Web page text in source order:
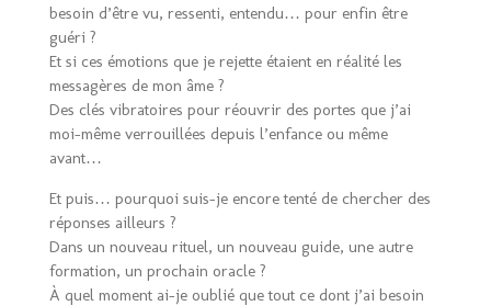
besoin d’être vu, ressenti, entendu… pour enfin être
guéri ?
Et si ces émotions que je rejette étaient en réalité les
messagères de mon âme ?
Des clés vibratoires pour réouvrir des portes que j’ai
moi-même verrouillées depuis l’enfance ou même
avant…
Et puis… pourquoi suis-je encore tenté de chercher des
réponses ailleurs ?
Dans un nouveau rituel, un nouveau guide, une autre
formation, un prochain oracle ?
À quel moment ai-je oublié que tout ce dont j’ai besoin